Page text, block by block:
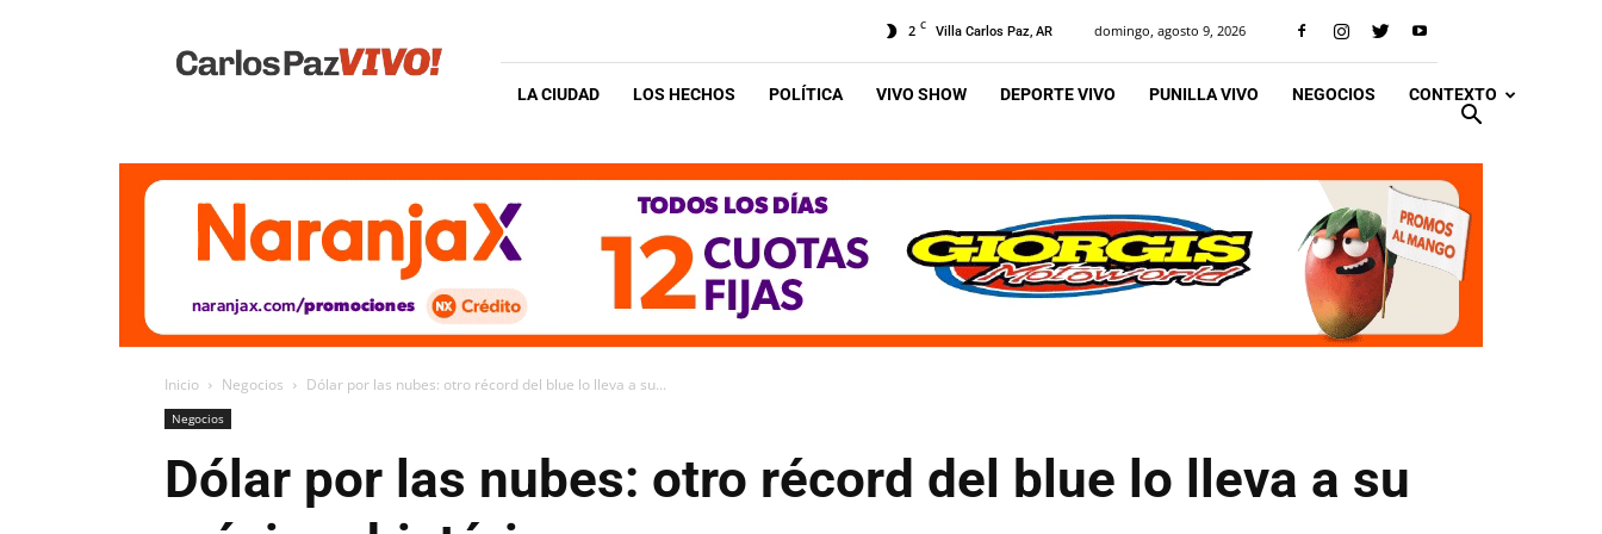
Vivo
2 C Villa Carlos Paz, AR domingo, agosto 9, 2026
LA CIUDAD LOS HECHOS POLÍTICA VIVO SHOW DEPORTE VIVO PUNILLA VIVO NEGOCIOS CONTEXTO
Inicio Negocios Dólar por las nubes: otro récord del blue lo lleva a su...
Negocios
Dólar por las nubes: otro récord del blue lo lleva a su